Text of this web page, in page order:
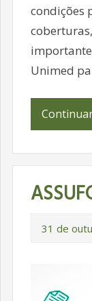
condições
Unimed
31 de